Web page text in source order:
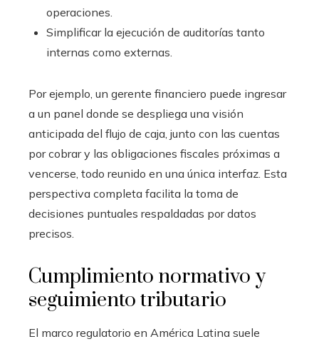
operaciones.
Simplificar la ejecución de auditorías tanto
internas como externas.
Por ejemplo, un gerente financiero puede ingresar
a un panel donde se despliega una visión
anticipada del flujo de caja, junto con las cuentas
por cobrar y las obligaciones fiscales próximas a
vencerse, todo reunido en una única interfaz. Esta
perspectiva completa facilita la toma de
decisiones puntuales respaldadas por datos
precisos.
Cumplimiento normativo y
seguimiento tributario
El marco regulatorio en América Latina suele